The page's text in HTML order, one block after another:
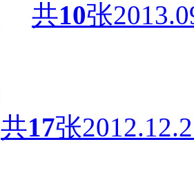
共10张
共17张